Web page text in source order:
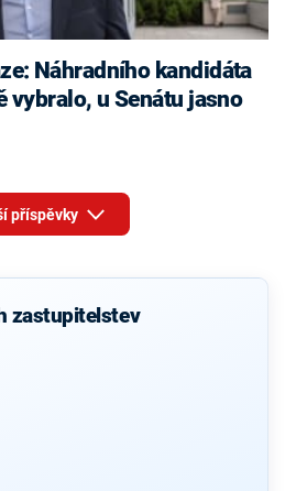
Náhradního kandidáta
vybralo, u Senátu jasno
příspěvky
zastupitelstev